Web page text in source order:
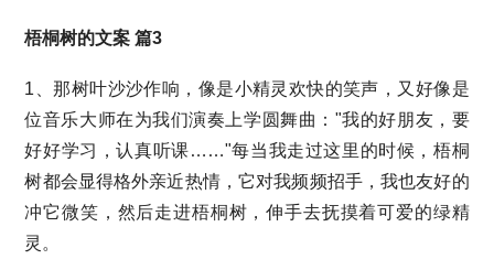
梧桐树的文案 篇3
1、那树叶沙沙作响，像是小精灵欢快的笑声，又好像是
位音乐大师在为我们演奏上学圆舞曲："我的好朋友，要
好好学习，认真听课……"每当我走过这里的时候，梧桐
树都会显得格外亲近热情，它对我频频招手，我也友好的
冲它微笑，然后走进梧桐树，伸手去抚摸着可爱的绿精
灵。